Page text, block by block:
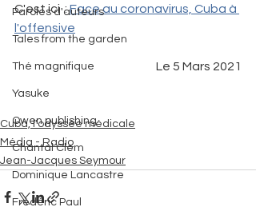
Paroles d'auteurs
Tales from the garden
Thé magnifique
Yasuke
Owen publishing
Chantal Clem
Dominique Lancastre
Frédéric Paul
C'est ici  : Face au coronavirus, Cuba à
l'offensive
Le 5 Mars 2021
Cuba, l'odyssée médicale
Média - Radio
Jean-Jacques Seymour